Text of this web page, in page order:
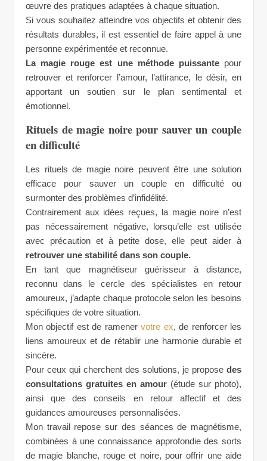
œuvre des pratiques adaptées à chaque situation.
Si vous souhaitez atteindre vos objectifs et obtenir des
résultats durables, il est essentiel de faire appel à une
personne expérimentée et reconnue.
La magie rouge est une méthode puissantepour
retrouver et renforcer l’amour, l’attirance, le désir, en
apportant un soutien sur le plan sentimental et
émotionnel.
Rituels de magie noire pour sauver un couple
en difficulté
Les rituels de magie noire peuvent être une solution
efficace pour sauver un couple en difficulté ou
surmonter des problèmes d’infidélité.
Contrairement aux idées reçues, la magie noire n’est
pas nécessairement négative, lorsqu’elle est utilisée
avec précaution et à petite dose, elle peut aider à
retrouver une stabilité dans son couple.
En tant que magnétiseur guérisseur à distance,
reconnu dans le cercle des spécialistes en retour
amoureux, j’adapte chaque protocole selon les besoins
spécifiques de votre situation.
Mon objectif est de ramenervotre ex, de renforcer les
liens amoureux et de rétablir une harmonie durable et
sincère.
Pour ceux qui cherchent des solutions, je propose des
consultations gratuites en amour (étude sur photo),
ainsi que des conseils en retour affectif et des
guidances amoureuses personnalisées.
Mon travail repose sur des séances de magnétisme,
combinées à une connaissance approfondie des sorts
de magie blanche, rouge et noire, pour offrir une aide